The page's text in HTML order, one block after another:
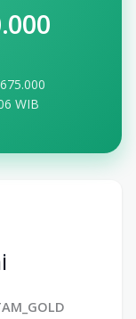
WIB